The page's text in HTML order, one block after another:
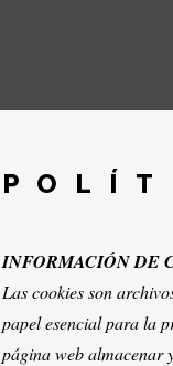
INFORMACIÓN DE
Las cookies son
papel esencial para la
página web almacenar